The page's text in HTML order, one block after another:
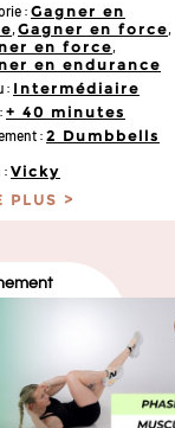
: Gagner en
Gagner en force
en force
en endurance
: Intermédiaire
+ 40 minutes
: 2 Dumbbells
: Vicky
PLUS